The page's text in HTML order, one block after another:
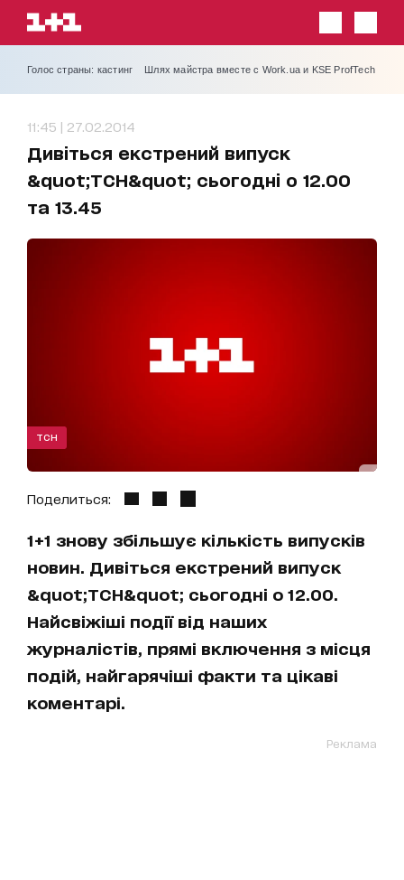
Голос страны: кастинг Шлях майстра вместе с Work.ua и KSE ProfTech
11:45 | 27.02.2014
Дивіться екстрений випуск
&quot;ТСН&quot; сьогодні о 12.00
та 13.45
ТСН
Поделиться:
1+1 знову збільшує кількість випусків
новин. Дивіться екстрений випуск
&quot;ТСН&quot; сьогодні о 12.00.
Найсвіжіші події від наших
журналістів, прямі включення з місця
подій, найгарячіші факти та цікаві
коментарі.
Реклама